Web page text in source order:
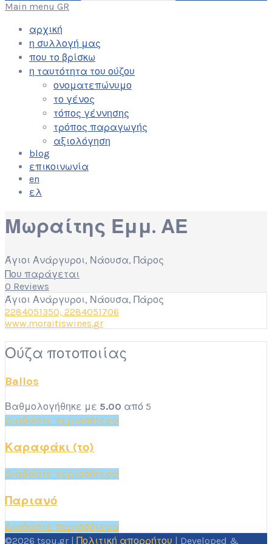
Main menu GR
αρχική
η συλλογή μας
που το βρίσκω
η ταυτότητα του ούζου
ονοματεπώνυμο
το γένος
τόπος γέννησης
τρόπος παραγωγής
αξιολόγηση
blog
επικοινωνία
en
ελ
Μωραίτης Εμμ. ΑΕ
Άγιοι Ανάργυροι, Νάουσα, Πάρος
Που παράγεται
0 Reviews
Άγιοι Ανάργυροι, Νάουσα, Πάρος
2284051350, 2284051706
www.moraitiswines.gr
Ούζα ποτοποιίας
Ballos
Βαθμολογήθηκε με 5.00 από 5
Διαβάστε περισσότερα
Καραφάκι (το)
Διαβάστε περισσότερα
Παριανό
Διαβάστε περισσότερα
©2026 tsou.gr |
Πολιτική απορρήτου | Developed &